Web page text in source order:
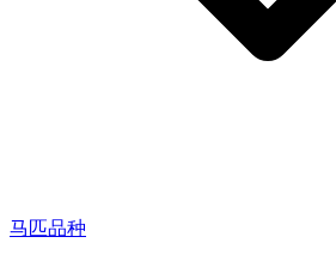
马匹品种